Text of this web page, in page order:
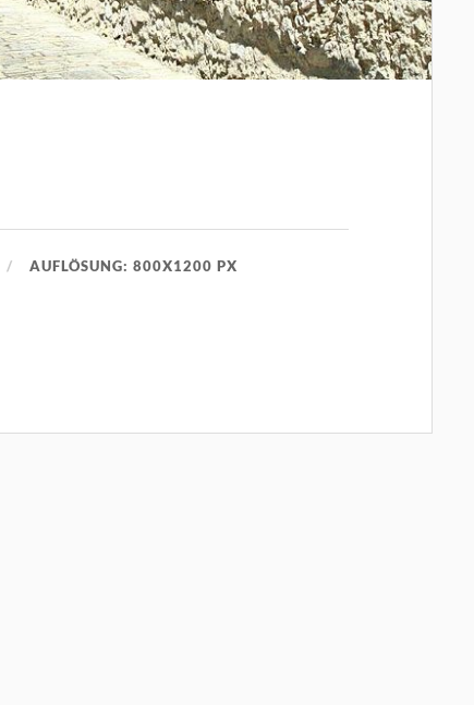
AUFLÖSUNG: 800X1200 PX